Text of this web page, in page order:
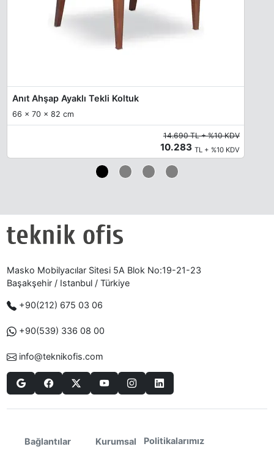
Anıt Ahşap Ayaklı Tekli Koltuk
66 x 70 x 82 cm
14.690 TL + %10 KDV
10.283 TL + %10 KDV
Masko Mobilyacılar Sitesi 5A Blok No:19-21-23
Başakşehir / Istanbul / Türkiye
+90(212) 675 03 06
+90(539) 336 08 00
info@teknikofis.com
Bağlantılar Kurumsal Politikalarımız